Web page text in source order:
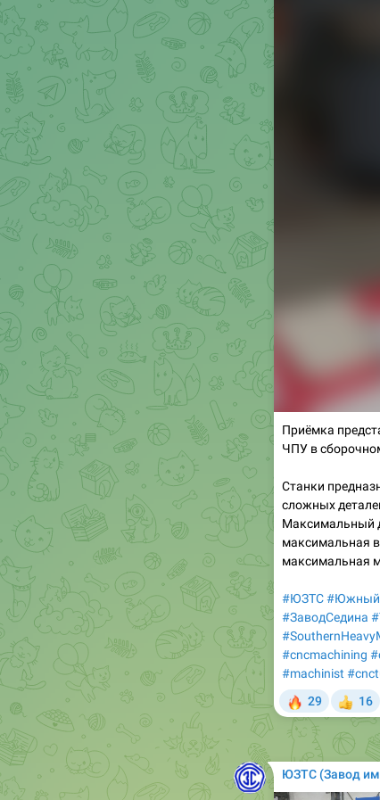
Приёмка
ЧПУ в
Станки
сложных
Максимальный
максимальная
максимальная
#ЮЗТС
#ЗаводСедина
#cncmachining
#machinist
🔥
29
👍
16
ЮЗТС (Завод